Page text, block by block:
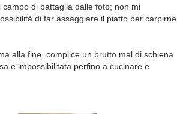
di battaglia dalle foto; non mi
di far assaggiare il piatto per carpirne
alla fine, complice un brutto mal di schiena
e impossibilitata perfino a cucinare e